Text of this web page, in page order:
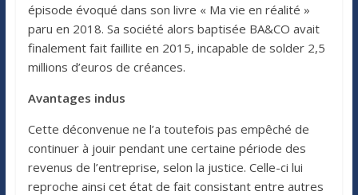
épisode évoqué dans son livre « Ma vie en réalité »
paru en 2018. Sa société alors baptisée BA&CO avait
finalement fait faillite en 2015, incapable de solder 2,5
millions d’euros de créances.
Avantages indus
Cette déconvenue ne l’a toutefois pas empêché de
continuer à jouir pendant une certaine période des
revenus de l’entreprise, selon la justice. Celle-ci lui
reproche ainsi cet état de fait consistant entre autres